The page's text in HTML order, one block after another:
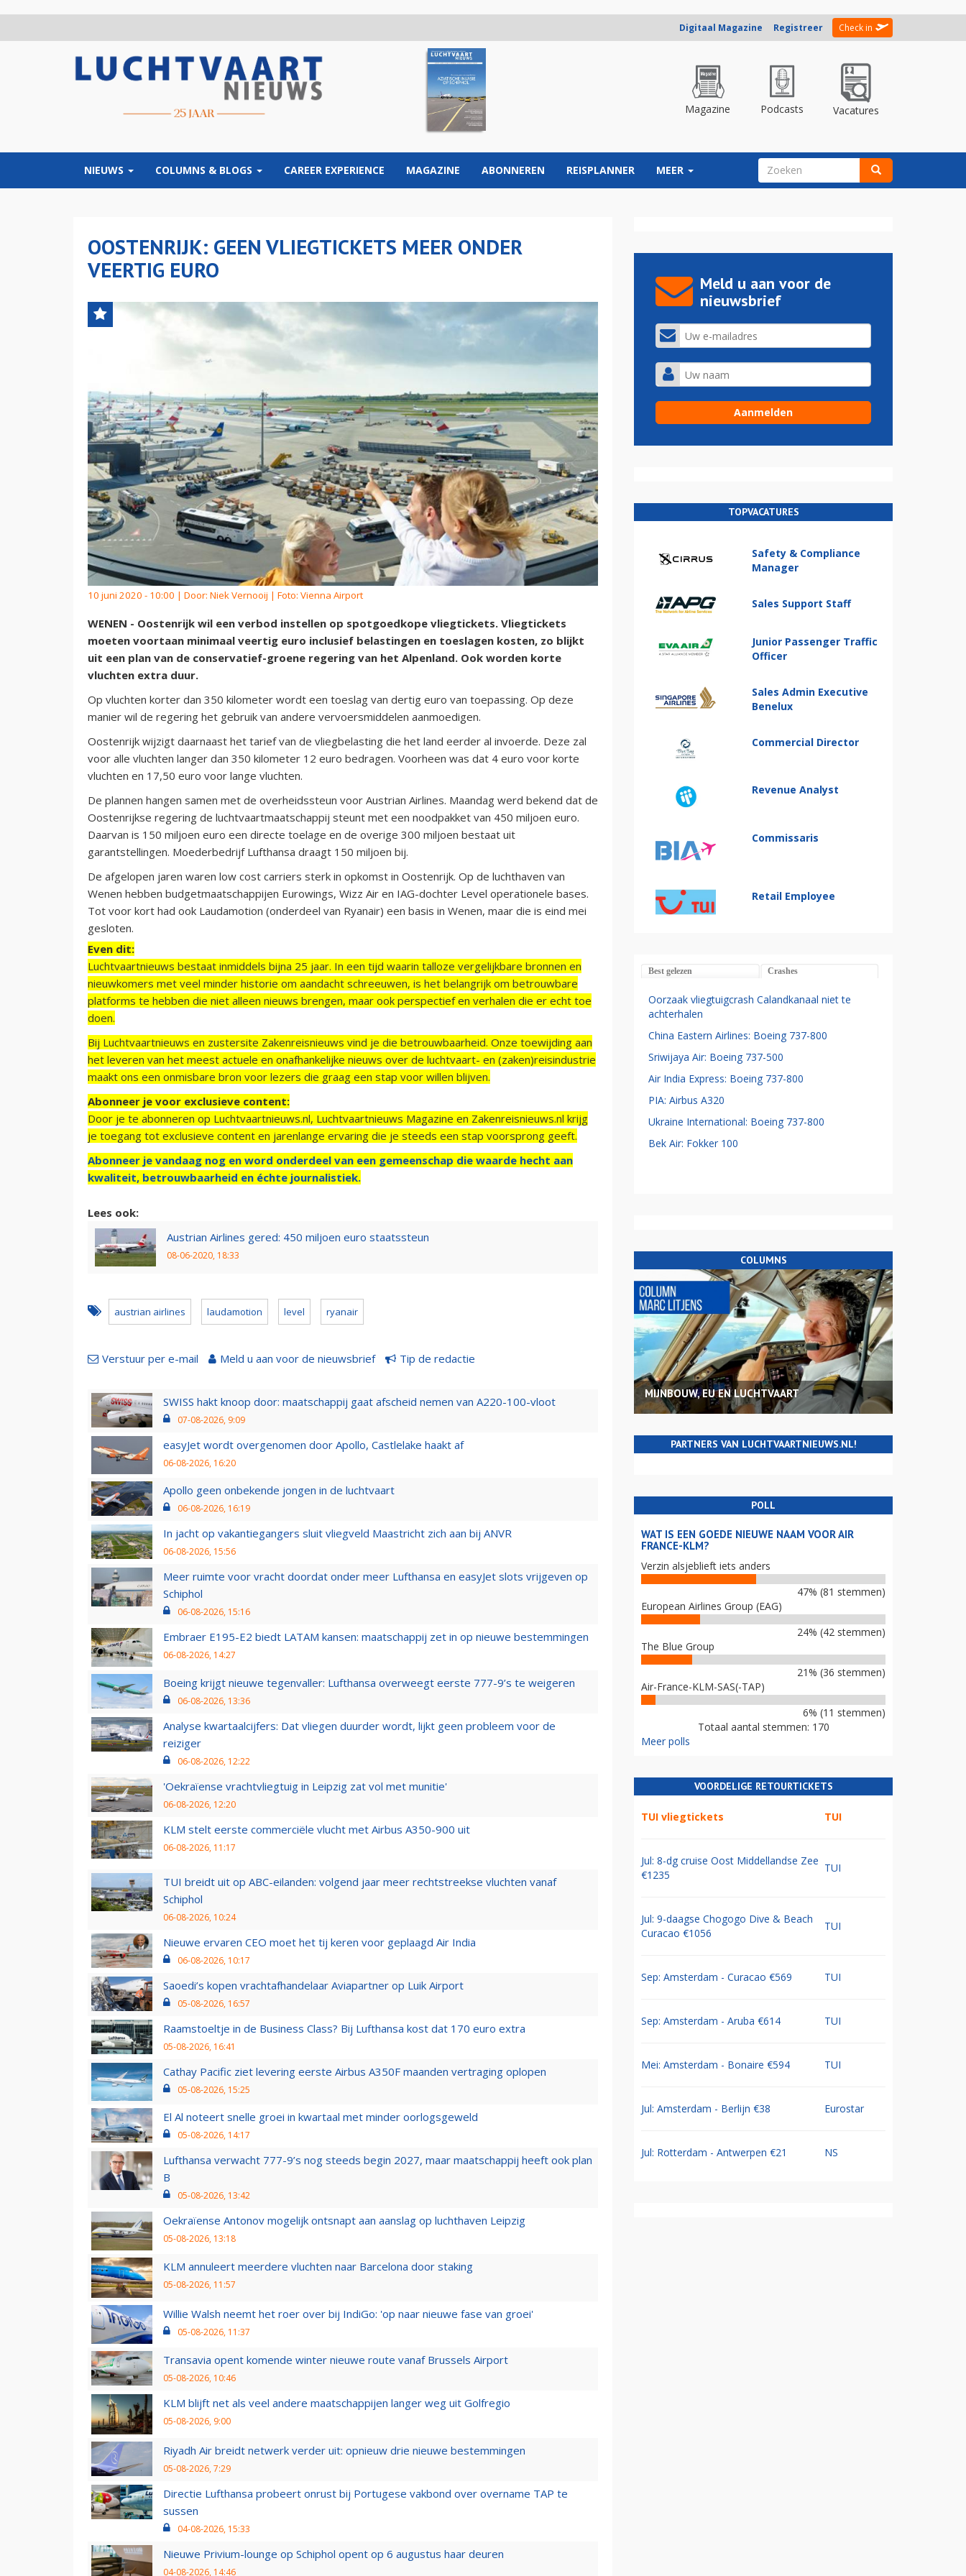
Digitaal Magazine Registreer Check in
Magazine Podcasts Vacatures
NIEUWS COLUMNS & BLOGS CAREER EXPERIENCE MAGAZINE ABONNEREN REISPLANNER MEER ZOEKVELD
OOSTENRIJK: GEEN VLIEGTICKETS MEER ONDER
VEERTIG EURO
10 juni 2020 - 10:00 | Door: Niek Vernooij | Foto: Vienna Airport
WENEN - Oostenrijk wil een verbod instellen op spotgoedkope vliegtickets. Vliegtickets
moeten voortaan minimaal veertig euro inclusief belastingen en toeslagen kosten, zo blijkt
uit een plan van de conservatief-groene regering van het Alpenland. Ook worden korte
vluchten extra duur.
Op vluchten korter dan 350 kilometer wordt een toeslag van dertig euro van toepassing. Op deze
manier wil de regering het gebruik van andere vervoersmiddelen aanmoedigen.
Oostenrijk wijzigt daarnaast het tarief van de vliegbelasting die het land eerder al invoerde. Deze zal
voor alle vluchten langer dan 350 kilometer 12 euro bedragen. Voorheen was dat 4 euro voor korte
vluchten en 17,50 euro voor lange vluchten.
De plannen hangen samen met de overheidssteun voor Austrian Airlines. Maandag werd bekend dat de
Oostenrijkse regering de luchtvaartmaatschappij steunt met een noodpakket van 450 miljoen euro.
Daarvan is 150 miljoen euro een directe toelage en de overige 300 miljoen bestaat uit
garantstellingen. Moederbedrijf Lufthansa draagt 150 miljoen bij.
De afgelopen jaren waren low cost carriers sterk in opkomst in Oostenrijk. Op de luchthaven van
Wenen hebben budgetmaatschappijen Eurowings, Wizz Air en IAG-dochter Level operationele bases.
Tot voor kort had ook Laudamotion (onderdeel van Ryanair) een basis in Wenen, maar die is eind mei
gesloten.
Even dit:
Luchtvaartnieuws bestaat inmiddels bijna 25 jaar. In een tijd waarin talloze vergelijkbare bronnen en
nieuwkomers met veel minder historie om aandacht schreeuwen, is het belangrijk om betrouwbare
platforms te hebben die niet alleen nieuws brengen, maar ook perspectief en verhalen die er echt toe
doen.
Bij Luchtvaartnieuws en zustersite Zakenreisnieuws vind je die betrouwbaarheid. Onze toewijding aan
het leveren van het meest actuele en onafhankelijke nieuws over de luchtvaart- en (zaken)reisindustrie
maakt ons een onmisbare bron voor lezers die graag een stap voor willen blijven.
Abonneer je voor exclusieve content:
Door je te abonneren op Luchtvaartnieuws.nl, Luchtvaartnieuws Magazine en Zakenreisnieuws.nl krijg
je toegang tot exclusieve content en jarenlange ervaring die je steeds een stap voorsprong geeft.
Abonneer je vandaag nog en word onderdeel van een gemeenschap die waarde hecht aan
kwaliteit, betrouwbaarheid en échte journalistiek.
Lees ook:
Austrian Airlines gered: 450 miljoen euro staatssteun
08-06-2020, 18:33
austrian airlines laudamotion level ryanair
Verstuur per e-mail Meld u aan voor de nieuwsbrief Tip de redactie
SWISS hakt knoop door: maatschappij gaat afscheid nemen van A220-100-vloot
07-08-2026, 9:09
easyJet wordt overgenomen door Apollo, Castlelake haakt af
06-08-2026, 16:20
Apollo geen onbekende jongen in de luchtvaart
06-08-2026, 16:19
In jacht op vakantiegangers sluit vliegveld Maastricht zich aan bij ANVR
06-08-2026, 15:56
Meer ruimte voor vracht doordat onder meer Lufthansa en easyJet slots vrijgeven op
Schiphol
06-08-2026, 15:16
Embraer E195-E2 biedt LATAM kansen: maatschappij zet in op nieuwe bestemmingen
06-08-2026, 14:27
Boeing krijgt nieuwe tegenvaller: Lufthansa overweegt eerste 777-9’s te weigeren
06-08-2026, 13:36
Analyse kwartaalcijfers: Dat vliegen duurder wordt, lijkt geen probleem voor de
reiziger
06-08-2026, 12:22
'Oekraïense vrachtvliegtuig in Leipzig zat vol met munitie'
06-08-2026, 12:20
KLM stelt eerste commerciële vlucht met Airbus A350-900 uit
06-08-2026, 11:17
TUI breidt uit op ABC-eilanden: volgend jaar meer rechtstreekse vluchten vanaf
Schiphol
06-08-2026, 10:24
Nieuwe ervaren CEO moet het tij keren voor geplaagd Air India
06-08-2026, 10:17
Saoedi’s kopen vrachtafhandelaar Aviapartner op Luik Airport
05-08-2026, 16:57
Raamstoeltje in de Business Class? Bij Lufthansa kost dat 170 euro extra
05-08-2026, 16:41
Cathay Pacific ziet levering eerste Airbus A350F maanden vertraging oplopen
05-08-2026, 15:25
El Al noteert snelle groei in kwartaal met minder oorlogsgeweld
05-08-2026, 14:17
Lufthansa verwacht 777-9’s nog steeds begin 2027, maar maatschappij heeft ook plan
B
05-08-2026, 13:42
Oekraïense Antonov mogelijk ontsnapt aan aanslag op luchthaven Leipzig
05-08-2026, 13:18
KLM annuleert meerdere vluchten naar Barcelona door staking
05-08-2026, 11:57
Willie Walsh neemt het roer over bij IndiGo: 'op naar nieuwe fase van groei'
05-08-2026, 11:37
Transavia opent komende winter nieuwe route vanaf Brussels Airport
05-08-2026, 10:46
KLM blijft net als veel andere maatschappijen langer weg uit Golfregio
05-08-2026, 9:00
Riyadh Air breidt netwerk verder uit: opnieuw drie nieuwe bestemmingen
05-08-2026, 7:29
Directie Lufthansa probeert onrust bij Portugese vakbond over overname TAP te
sussen
04-08-2026, 15:33
Nieuwe Privium-lounge op Schiphol opent op 6 augustus haar deuren
04-08-2026, 14:46
Meld u aan voor de
nieuwsbrief
TOPVACATURES
Safety & Compliance
Manager
Sales Support Staff
Junior Passenger Traffic
Officer
Sales Admin Executive
Benelux
Commercial Director
Revenue Analyst
Commissaris
Retail Employee
Best gelezen Crashes
Oorzaak vliegtuigcrash Calandkanaal niet te
achterhalen
China Eastern Airlines: Boeing 737-800
Sriwijaya Air: Boeing 737-500
Air India Express: Boeing 737-800
PIA: Airbus A320
Ukraine International: Boeing 737-800
Bek Air: Fokker 100
COLUMNS
MIJNBOUW, EU EN LUCHTVAART
PARTNERS VAN LUCHTVAARTNIEUWS.NL!
POLL
WAT IS EEN GOEDE NIEUWE NAAM VOOR AIR
FRANCE-KLM?
Verzin alsjeblieft iets anders
47% (81 stemmen)
European Airlines Group (EAG)
24% (42 stemmen)
The Blue Group
21% (36 stemmen)
Air-France-KLM-SAS(-TAP)
6% (11 stemmen)
Totaal aantal stemmen: 170
Meer polls
VOORDELIGE RETOURTICKETS
TUI vliegtickets TUI
Jul: 8-dg cruise Oost Middellandse Zee
€1235
TUI
Jul: 9-daagse Chogogo Dive & Beach
Curacao €1056
TUI
Sep: Amsterdam - Curacao €569 TUI
Sep: Amsterdam - Aruba €614 TUI
Mei: Amsterdam - Bonaire €594 TUI
Jul: Amsterdam - Berlijn €38 Eurostar
Jul: Rotterdam - Antwerpen €21 NS